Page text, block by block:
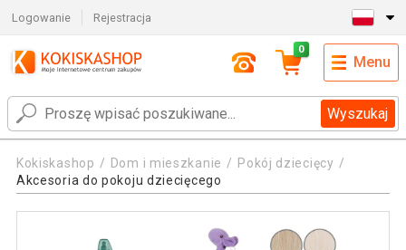
Logowanie Rejestracja
Wyszukaj
0
Menu
Kokiskashop Dom i mieszkanie
Pokój dziecięcy
Akcesoria do pokoju dziecięcego